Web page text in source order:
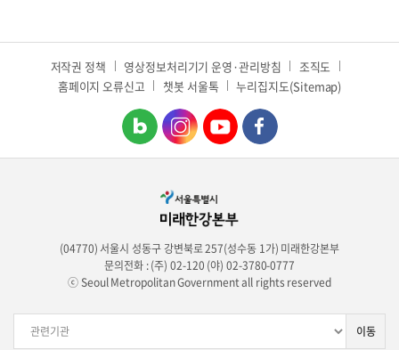
저작권 정책 영상정보처리기기 운영·관리방침
조직도
홈페이지 오류신고
챗봇 서울톡 누리집지도(Sitemap)
(04770) 서울시 성동구 강변북로 257(성수동 1가) 미래한강본부
문의전화 : (주) 02-120 (야) 02-3780-0777
ⓒ Seoul Metropolitan Government all rights reserved
이동